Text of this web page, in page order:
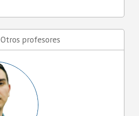
Otros profesores